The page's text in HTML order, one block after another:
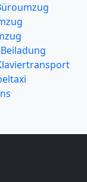
Beiladung